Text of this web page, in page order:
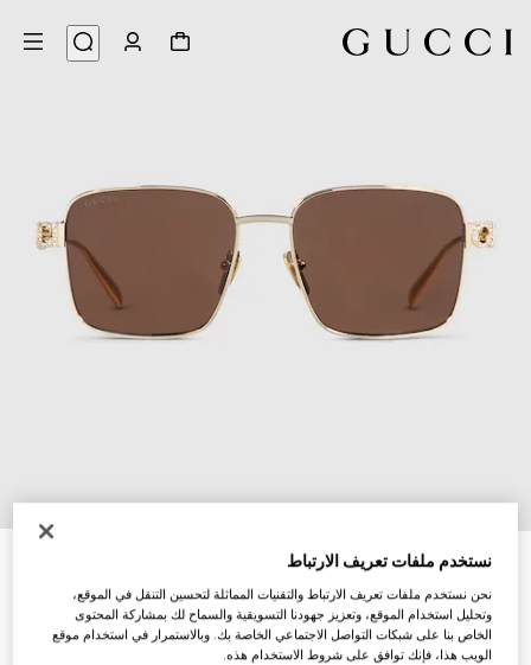
نظارات شمسية بإطار مربع
SAR 2,000
تنويعاتذهبي فاتح
نستخدم ملفات تعريف الارتباط
نحن نستخدم ملفات تعريف الارتباط والتقنيات المماثلة لتحسين التنقل في الموقع،
وتحليل استخدام الموقع، وتعزيز جهودنا التسويقية والسماح لك بمشاركة المحتوى
الخاص بنا على شبكات التواصل الاجتماعي الخاصة بك. وبالاستمرار في استخدام موقع
الويب هذا، فإنك توافق على شروط الاستخدام هذه.